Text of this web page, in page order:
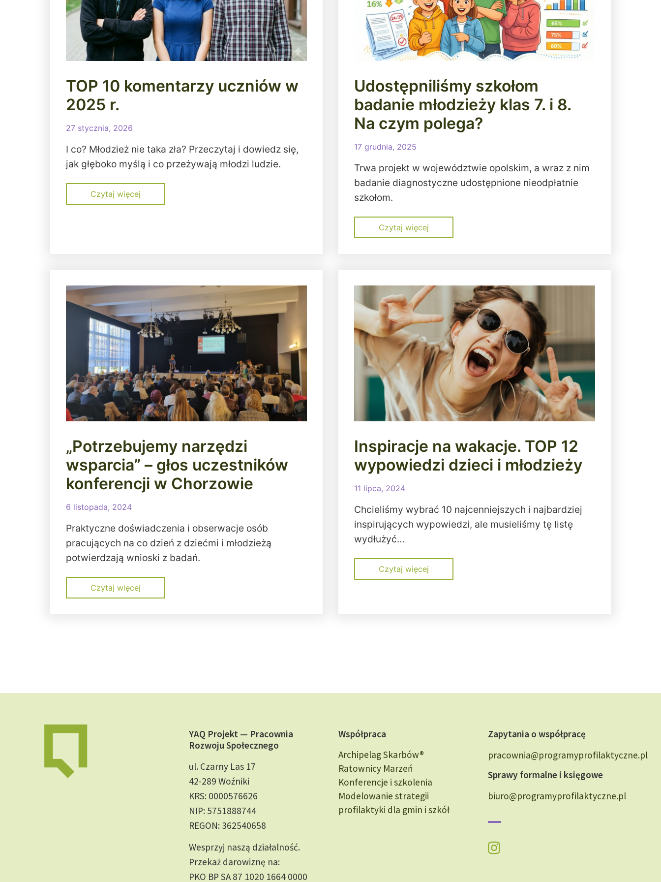
TOP 10 komentarzy uczniów w
2025 r.
27 stycznia, 2026
I co? Młodzież nie taka zła? Przeczytaj i dowiedz się,
jak głęboko myślą i co przeżywają młodzi ludzie.
Czytaj więcej
Udostępniliśmy szkołom
badanie młodzieży klas 7. i 8.
Na czym polega?
17 grudnia, 2025
Trwa projekt w województwie opolskim, a wraz z nim
badanie diagnostyczne udostępnione nieodpłatnie
szkołom.
Czytaj więcej
„Potrzebujemy narzędzi
wsparcia” – głos uczestników
konferencji w Chorzowie
6 listopada, 2024
Praktyczne doświadczenia i obserwacje osób
pracujących na co dzień z dziećmi i młodzieżą
potwierdzają wnioski z badań.
Czytaj więcej
Inspiracje na wakacje. TOP 12
wypowiedzi dzieci i młodzieży
11 lipca, 2024
Chcieliśmy wybrać 10 najcenniejszych i najbardziej
inspirujących wypowiedzi, ale musieliśmy tę listę
wydłużyć…
Czytaj więcej
YAQ Projekt — Pracownia
Rozwoju Społecznego
ul. Czarny Las 17
42-289 Woźniki
KRS: 0000576626
NIP: 5751888744
REGON: 362540658
Wesprzyj naszą działalność.
Przekaż darowiznę na:
PKO BP SA 87 1020 1664 0000
Współpraca
Archipelag Skarbów®
Ratownicy Marzeń
Konferencje i szkolenia
Modelowanie strategii
profilaktyki dla gmin i szkół
Zapytania o współpracę
pracownia@programyprofilaktyczne.pl
Sprawy formalne i księgowe
biuro@programyprofilaktyczne.pl